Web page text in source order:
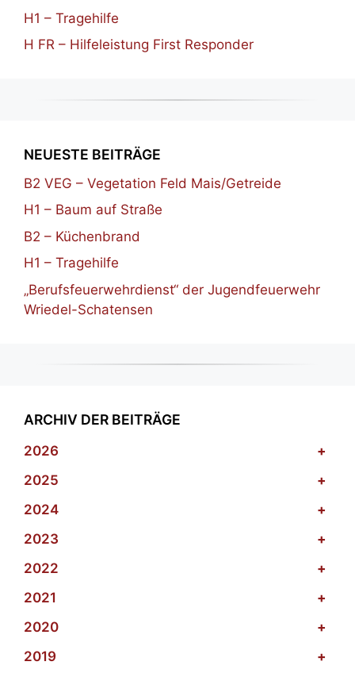
H1 – Tragehilfe
H FR – Hilfeleistung First Responder
NEUESTE BEITRÄGE
B2 VEG – Vegetation Feld Mais/Getreide
H1 – Baum auf Straße
B2 – Küchenbrand
H1 – Tragehilfe
„Berufsfeuerwehrdienst“ der Jugendfeuerwehr
Wriedel-Schatensen
ARCHIV DER BEITRÄGE
2026
+
2025
+
2024
+
2023
+
2022
+
2021
+
2020
+
2019
+